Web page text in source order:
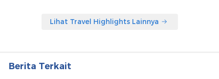
Lihat Travel Highlights Lainnya
Berita Terkait